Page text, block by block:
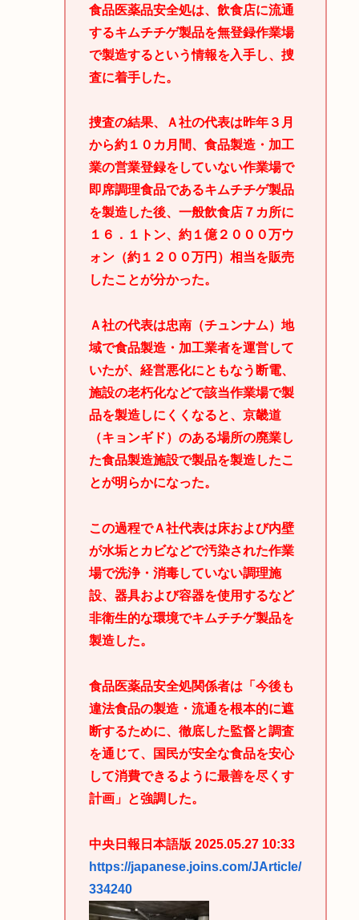
食品医薬品安全処は、飲食店に流通
するキムチチゲ製品を無登録作業場
で製造するという情報を入手し、捜
査に着手した。
捜査の結果、Ａ社の代表は昨年３月
から約１０カ月間、食品製造・加工
業の営業登録をしていない作業場で
即席調理食品であるキムチチゲ製品
を製造した後、一般飲食店７カ所に
１６．１トン、約１億２０００万ウ
ォン（約１２００万円）相当を販売
したことが分かった。
Ａ社の代表は忠南（チュンナム）地
域で食品製造・加工業者を運営して
いたが、経営悪化にともなう断電、
施設の老朽化などで該当作業場で製
品を製造しにくくなると、京畿道
（キョンギド）のある場所の廃業し
た食品製造施設で製品を製造したこ
とが明らかになった。
この過程でＡ社代表は床および内壁
が水垢とカビなどで汚染された作業
場で洗浄・消毒していない調理施
設、器具および容器を使用するなど
非衛生的な環境でキムチチゲ製品を
製造した。
食品医薬品安全処関係者は「今後も
違法食品の製造・流通を根本的に遮
断するために、徹底した監督と調査
を通じて、国民が安全な食品を安心
して消費できるように最善を尽くす
計画」と強調した。
中央日報日本語版 2025.05.27 10:33
https://japanese.joins.com/JArticle/
334240